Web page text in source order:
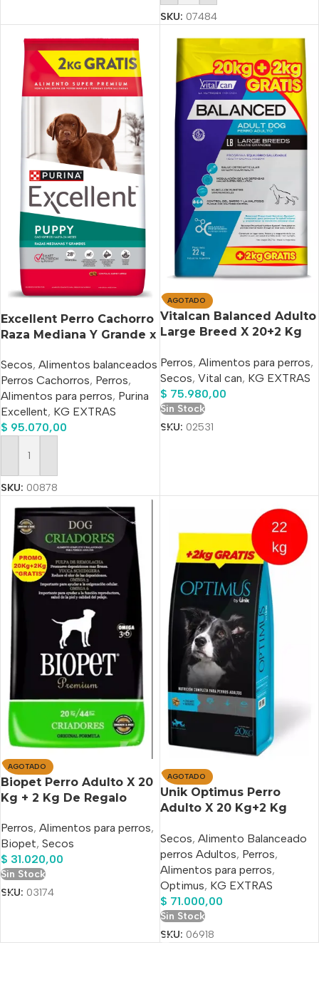
SKU: 07484
Excellent Perro Cachorro
Raza Mediana Y Grande x
Secos, Alimentos balanceados
Perros Cachorros, Perros,
Alimentos para perros, Purina
Excellent, KG EXTRAS
$ 95.070,00
Añadir Al Carrito
SKU: 00878
AGOTADO
Vitalcan Balanced Adulto
Large Breed X 20+2 Kg
Perros, Alimentos para perros,
Secos, Vital can, KG EXTRAS
$ 75.980,00
Sin Stock
SKU: 02531
AGOTADO
Biopet Perro Adulto X 20
Kg + 2 Kg De Regalo
Perros, Alimentos para perros,
Biopet, Secos
$ 31.020,00
Sin Stock
SKU: 03174
AGOTADO
Unik Optimus Perro
Adulto X 20 Kg+2 Kg
Antipulgas De Regalo!!
Secos, Alimento Balanceado
perros Adultos, Perros,
Alimentos para perros,
Optimus, KG EXTRAS
$ 71.000,00
Sin Stock
SKU: 06918